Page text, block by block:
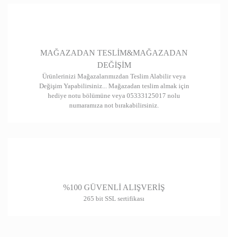
MAĞAZADAN TESLİM&MAĞAZADAN
DEĞİŞİM
Ürünlerinizi Mağazalarımızdan Teslim Alabilir veya
Değişim Yapabilirsiniz... Mağazadan teslim almak için
hediye notu bölümüne veya 05333125017 nolu
numaramıza not bırakabilirsiniz.
%100 GÜVENLİ ALIŞVERİŞ
265 bit SSL sertifikası